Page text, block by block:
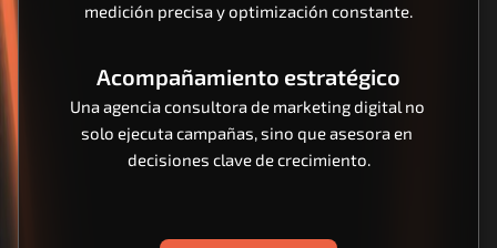
medición precisa y optimización constante.
Acompañamiento estratégico
Una agencia consultora de marketing digital no
solo ejecuta campañas, sino que asesora en
decisiones clave de crecimiento.